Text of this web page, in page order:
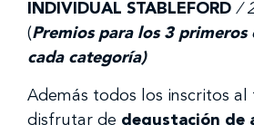
INDIVIDUAL STABLEFORD /
(Premios para los 3 primeros
cada categoría)
Además todos los inscritos
disfrutar de degustación de